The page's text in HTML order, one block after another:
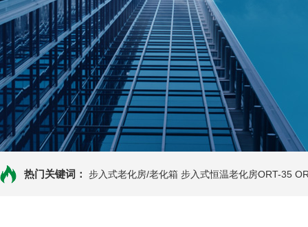
热门关键词： 步入式老化房/老化箱 步入式恒温老化房ORT-35